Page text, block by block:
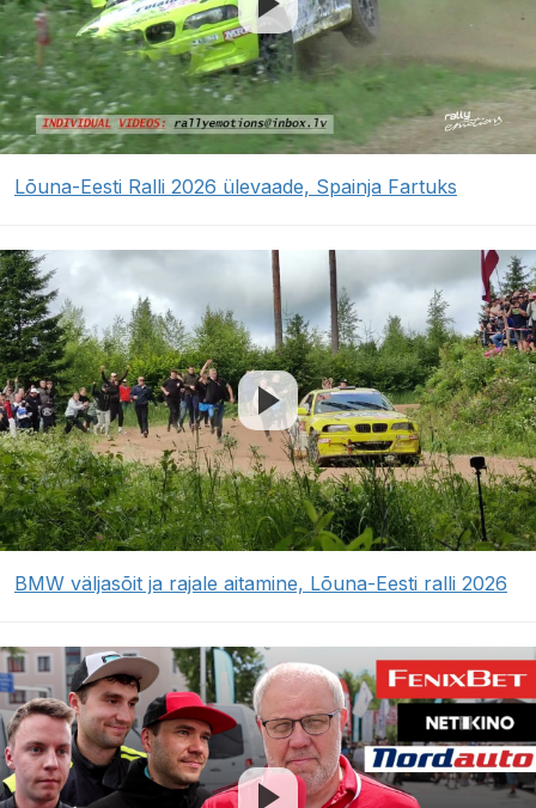
Lõuna-Eesti Ralli 2026 ülevaade, Spainja Fartuks
BMW väljasõit ja rajale aitamine, Lõuna-Eesti ralli 2026